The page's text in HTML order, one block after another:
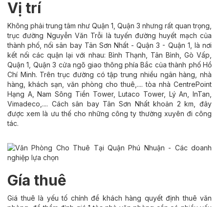
Vị trí
Không phải trung tâm như Quận 1, Quận 3 nhưng rất quan trọng,
trục đường Nguyễn Văn Trỗi là tuyến đường huyết mạch của
thành phố, nối sân bay Tân Sơn Nhất - Quận 3 - Quận 1, là nơi
kết nối các quận lại với nhau: Bình Thạnh, Tân Bình, Gò Vấp,
Quận 1, Quận 3 cửa ngõ giao thông phía Bắc của thành phố Hồ
Chí Minh. Trên trục đường có tập trung nhiều ngân hàng, nhà
hàng, khách sạn, văn phòng cho thuê,.... tòa nhà CentrePoint
Hạng A, Nam Sông Tiền Tower, Lutaco Tower, Lý An, InTan,
Vimadeco,.... Cách sân bay Tân Sơn Nhất khoản 2 km, đây
được xem là ưu thế cho những công ty thường xuyên đi công
tác.
Gía thuê
Giá thuê là yếu tố chính để khách hàng quyết định thuê văn